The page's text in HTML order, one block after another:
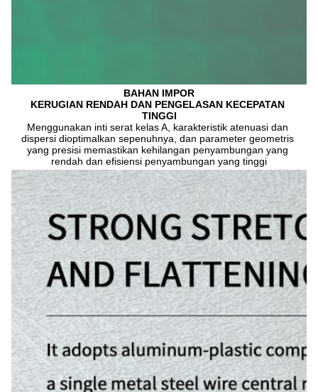
BAHAN IMPOR
KERUGIAN RENDAH DAN PENGELASAN KECEPATAN
TINGGI
Menggunakan inti serat kelas A, karakteristik atenuasi dan
dispersi dioptimalkan sepenuhnya, dan parameter geometris
yang presisi memastikan kehilangan penyambungan yang
rendah dan efisiensi penyambungan yang tinggi